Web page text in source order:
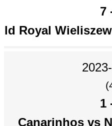
7
Royal
1
Canarinhos vs